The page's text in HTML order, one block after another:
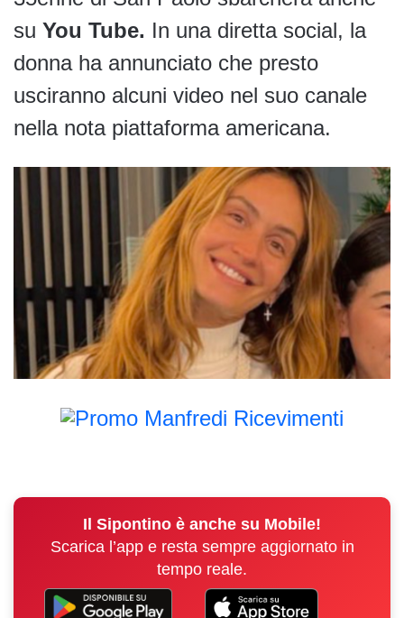
su You Tube. In una diretta social, la
donna ha annunciato che presto
usciranno alcuni video nel suo canale
nella nota piattaforma americana.
Il Sipontino è anche su Mobile!
Scarica l’app e resta sempre aggiornato in
tempo reale.